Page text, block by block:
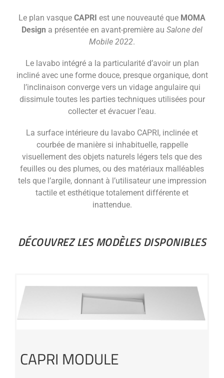
Le plan vasque CAPRI est une nouveauté que MOMA
Design a présentée en avant-première au Salone del
Mobile 2022.
Le lavabo intégré a la particularité d’avoir un plan
incliné avec une forme douce, presque organique, dont
l’inclinaison converge vers un vidage angulaire qui
dissimule toutes les parties techniques utilisées pour
collecter et évacuer l’eau.
La surface intérieure du lavabo CAPRI, inclinée et
courbée de manière si inhabituelle, rappelle
visuellement des objets naturels légers tels que des
feuilles ou des plumes, ou des matériaux malléables
tels que l’argile, donnant à l’utilisateur une impression
tactile et esthétique totalement différente et
inattendue.
DÉCOUVREZ LES MODÈLES DISPONIBLES
CAPRI MODULE